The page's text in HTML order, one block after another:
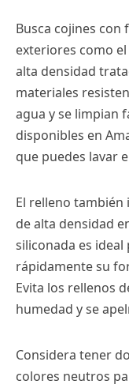
Busca cojines con
exteriores como
alta densidad
materiales
agua y se limpian
disponibles en
que puedes lavar
El relleno
de alta densidad
siliconada es
rápidamente su
Evita los rellenos
humedad y se
Considera tener
colores neutros